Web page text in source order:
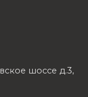
шоссе д.3,